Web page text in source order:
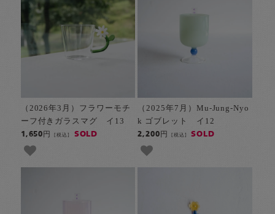
（2026年3月）フラワーモチ
ーフ付きガラスマグ イ13
1,650円[税込] SOLD
（2025年7月）Mu-Jung-Nyo
k ゴブレット イ12
2,200円 [税込] SOLD